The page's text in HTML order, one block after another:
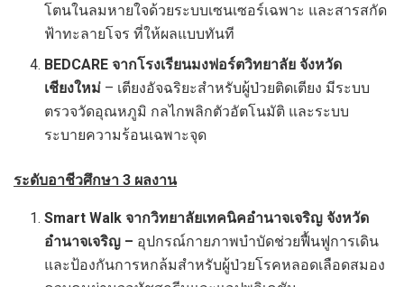
โตนในลมหายใจด้วยระบบเซนเซอร์เฉพาะ และสารสกัด
ฟ้าทะลายโจร ที่ให้ผลแบบทันที
BEDCARE จากโรงเรียนมงฟอร์ตวิทยาลัย จังหวัด
เชียงใหม่ – เตียงอัจฉริยะสำหรับผู้ป่วยติดเตียง มีระบบ
ตรวจวัดอุณหภูมิ กลไกพลิกตัวอัตโนมัติ และระบบ
ระบายความร้อนเฉพาะจุด
ระดับอาชีวศึกษา 3 ผลงาน
Smart Walk จากวิทยาลัยเทคนิคอำนาจเจริญ จังหวัด
อำนาจเจริญ – อุปกรณ์กายภาพบำบัดช่วยฟื้นฟูการเดิน
และป้องกันการหกล้มสำหรับผู้ป่วยโรคหลอดเลือดสมอง